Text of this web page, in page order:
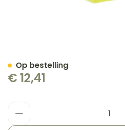
€ 12,41
Op bestelling